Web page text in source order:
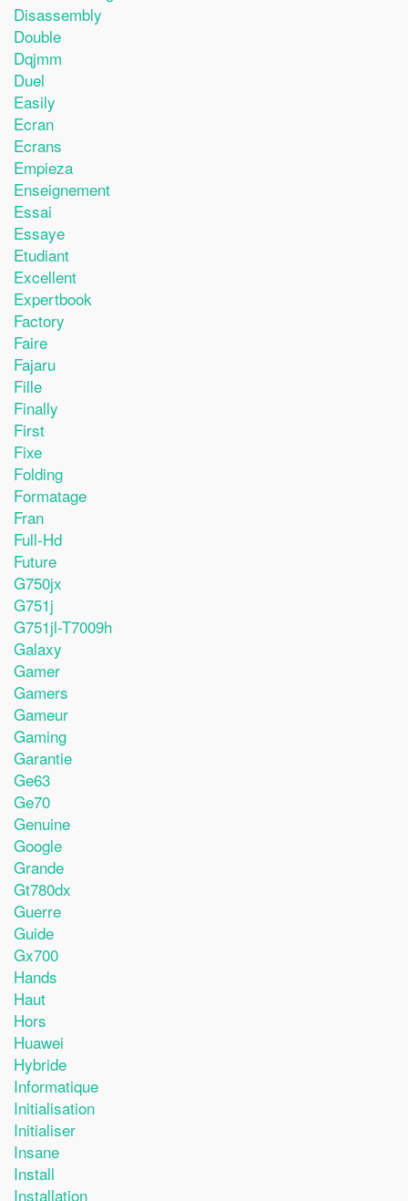
Disassembly
Double
Dqjmm
Duel
Easily
Ecran
Ecrans
Empieza
Enseignement
Essai
Essaye
Etudiant
Excellent
Expertbook
Factory
Faire
Fajaru
Fille
Finally
First
Fixe
Folding
Formatage
Fran
Full-Hd
Future
G750jx
G751j
G751jl-T7009h
Galaxy
Gamer
Gamers
Gameur
Gaming
Garantie
Ge63
Ge70
Genuine
Google
Grande
Gt780dx
Guerre
Guide
Gx700
Hands
Haut
Hors
Huawei
Hybride
Informatique
Initialisation
Initialiser
Insane
Install
Installation